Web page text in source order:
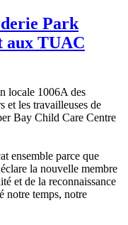
Park
aux TUAC
locale 1006A des
et les travailleuses de
Bay Child Care Centre
ensemble parce que
la nouvelle membre
et de la reconnaissance
notre temps, notre